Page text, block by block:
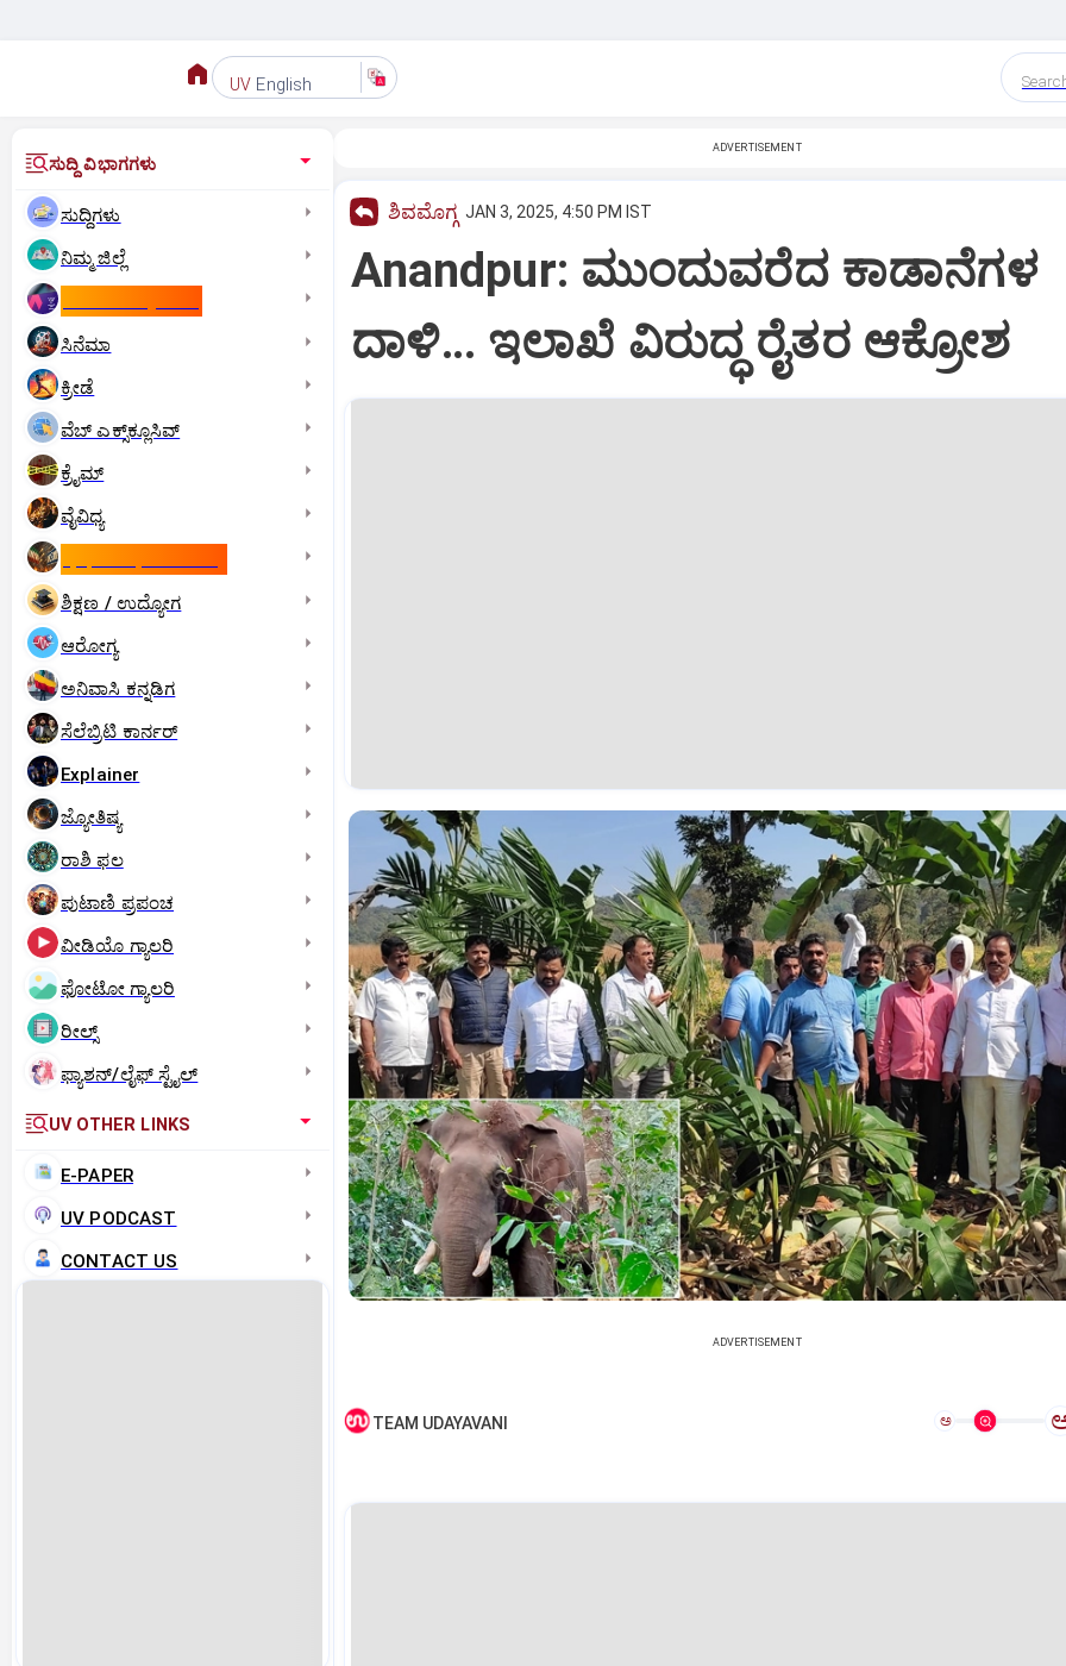
UV English
ಸುದ್ದಿ ವಿಭಾಗಗಳು
ಸುದ್ದಿಗಳು
ನಿಮ್ಮ ಜಿಲ್ಲೆ
ಸಿನೆಮಾ
ಕ್ರೀಡೆ
ವೆಬ್ ಎಕ್ಸ್‌ಕ್ಲೂಸಿವ್
ಕ್ರೈಮ್
ವೈವಿಧ್ಯ
ಶಿಕ್ಷಣ / ಉದ್ಯೋಗ
ಆರೋಗ್ಯ
ಅನಿವಾಸಿ ಕನ್ನಡಿಗ
ಸೆಲೆಬ್ರಿಟಿ ಕಾರ್ನರ್‌
Explainer
ಜ್ಯೋತಿಷ್ಯ
ರಾಶಿ ಫಲ
ಪುಟಾಣಿ ಪ್ರಪಂಚ
ವೀಡಿಯೊ ಗ್ಯಾಲರಿ
ಫೋಟೋ ಗ್ಯಾಲರಿ
ರೀಲ್ಸ್
ಫ್ಯಾಶನ್/ಲೈಫ್‌ ಸ್ಟೈಲ್
UV OTHER LINKS
E-PAPER
UV PODCAST
CONTACT US
ADVERTISEMENT
ಶಿವಮೊಗ್ಗ JAN 3, 2025, 4:50 PM IST
Anandpur: ಮುಂದುವರೆದ ಕಾಡಾನೆಗಳ
ದಾಳಿ… ಇಲಾಖೆ ವಿರುದ್ಧ ರೈತರ ಆಕ್ರೋಶ
ADVERTISEMENT
TEAM UDAYAVANI ಅ